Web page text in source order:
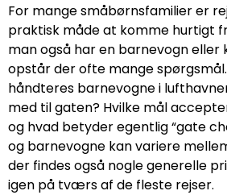
For mange småbørnsfamilier er
praktisk måde at komme hurtigt
man også har en barnevogn eller
opstår der ofte mange
håndteres barnevogne i
med til gaten? Hvilke mål
og hvad betyder egentlig “gate
og barnevogne kan variere
der findes også nogle generelle
igen på tværs af de fleste rejser.